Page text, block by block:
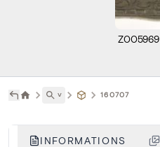
Z005969
˅ 160707
INFORMATIONS